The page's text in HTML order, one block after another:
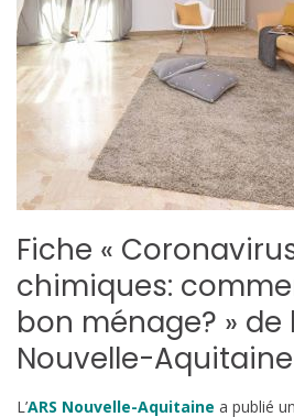
Fiche «
chimiques:
bon ménage? » de
Nouvelle-Aquitaine
L’ARS Nouvelle-Aquitaine a publié